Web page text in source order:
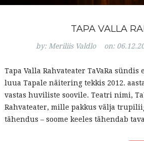
TAPA VALLA
by: Meriliis Valdlo on:
Tapa Valla Rahvateater TaVaRa
luua Tapale näitering tekkis 2012.
vastas huviliste soovile. Teatri nimi,
Rahvateater, mille pakkus välja
tähendus – soome keeles tähendab